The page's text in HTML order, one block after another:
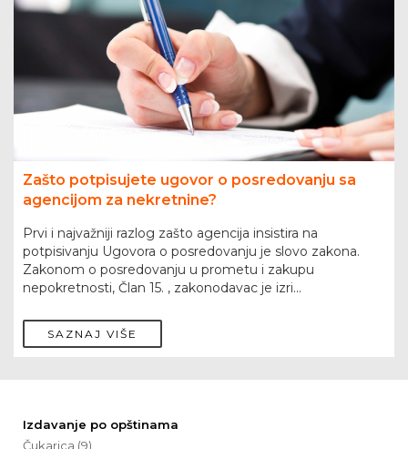
Zašto potpisujete ugovor o posredovanju sa
agencijom za nekretnine?
Prvi i najvažniji razlog zašto agencija insistira na
potpisivanju Ugovora o posredovanju je slovo zakona.
Zakonom o posredovanju u prometu i zakupu
nepokretnosti, Član 15. , zakonodavac je izri...
SAZNAJ VIŠE
Izdavanje po opštinama
Čukarica (9)